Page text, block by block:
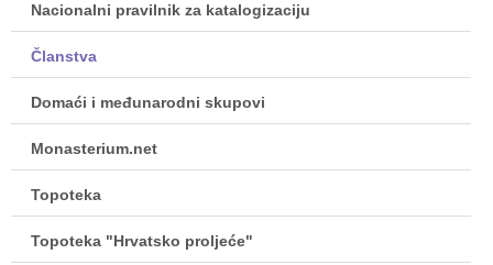
Nacionalni pravilnik za katalogizaciju
Članstva
Domaći i međunarodni skupovi
Monasterium.net
Topoteka
Topoteka "Hrvatsko proljeće"